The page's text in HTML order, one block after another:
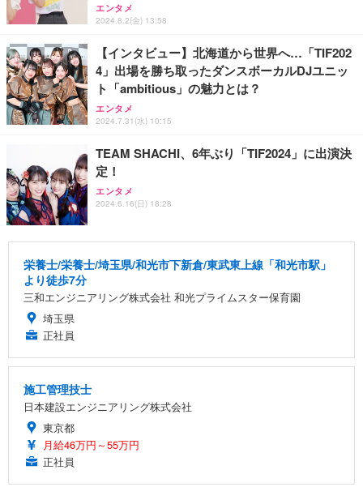
エンタメ
2024.8.2(金) 13:58
【インタビュー】北海道から世界へ…「TIF202
4」出場を勝ち取ったダンスボーカルDJユニッ
ト「ambitious」の魅力とは？
エンタメ
2024.7.31(水) 10:15
TEAM SHACHI、6年ぶり「TIF2024」に出演決
定！
エンタメ
2024.6.16(日) 18:28
栄養士/栄養士/埼玉県/和光市下新倉/東武東上線「和光市駅」
より徒歩7分
三和エンジニアリング株式会社 和光プライムスター保育園
埼玉県
正社員
施工管理技士
日本建設エンジニアリング株式会社
東京都
月給46万円～55万円
正社員